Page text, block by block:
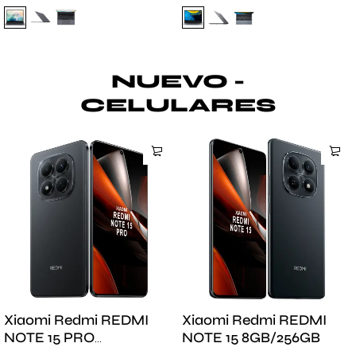
NUEVO -
CELULARES
Xiaomi Redmi REDMI
NOTE 15 PRO
Xiaomi Redmi REDMI
NOTE 15 8GB/256GB